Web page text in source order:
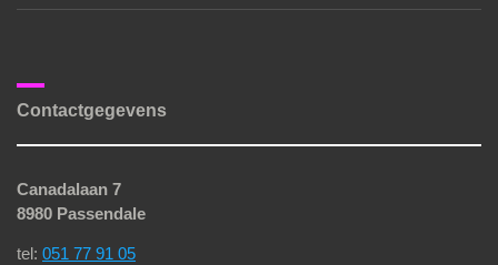
Contactgegevens
Canadalaan 7
8980 Passendale
tel: 051 77 91 05